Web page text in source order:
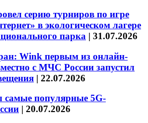
серию турниров по игре
в экологическом лагере
парка | 31.07.2026
Wink первым из онлайн-
с МЧС России запустил
| 22.07.2026
самые популярные 5G-
| 20.07.2026